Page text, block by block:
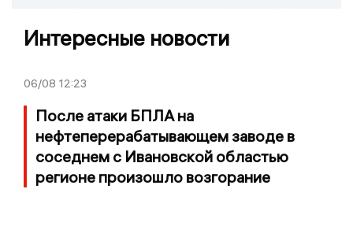
Интересные новости
06/08 12:23
После атаки БПЛА на
нефтеперерабатывающем заводе в
соседнем с Ивановской областью
регионе произошло возгорание